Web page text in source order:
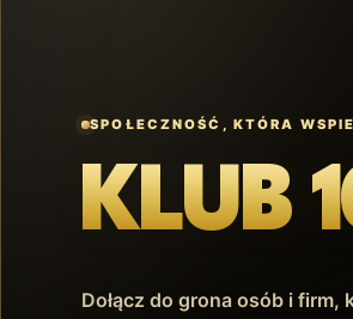
SPOŁECZNOŚĆ, KTÓRA
KLUB
Dołącz do grona osób i firm,